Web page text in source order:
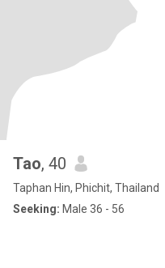
Tao, 40
Taphan Hin, Phichit, Thailand
Seeking: Male 36 - 56